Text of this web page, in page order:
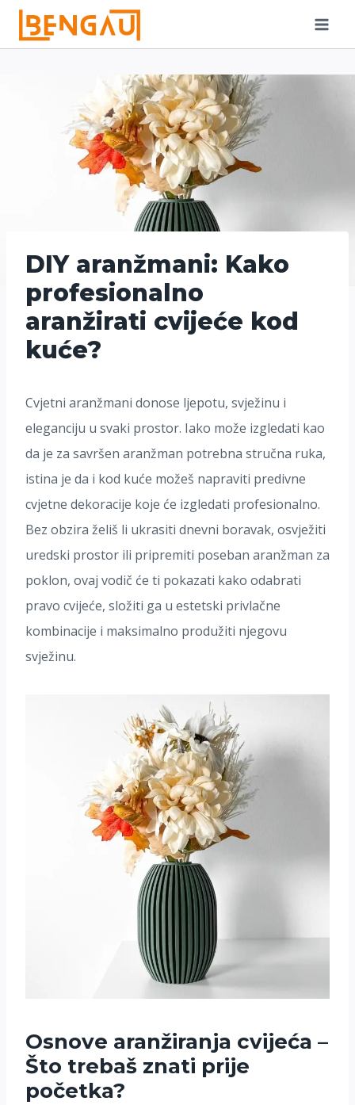
Skip
DIY aranžmani: Kako
profesionalno
aranžirati cvijeće kod
kuće?
Cvjetni aranžmani donose ljepotu, svježinu i
eleganciju u svaki prostor. Iako može izgledati kao
da je za savršen aranžman potrebna stručna ruka,
istina je da i kod kuće možeš napraviti predivne
cvjetne dekoracije koje će izgledati profesionalno.
Bez obzira želiš li ukrasiti dnevni boravak, osvježiti
uredski prostor ili pripremiti poseban aranžman za
poklon, ovaj vodič će ti pokazati kako odabrati
pravo cvijeće, složiti ga u estetski privlačne
kombinacije i maksimalno produžiti njegovu
svježinu.
Osnove aranžiranja cvijeća –
Što trebaš znati prije
početka?